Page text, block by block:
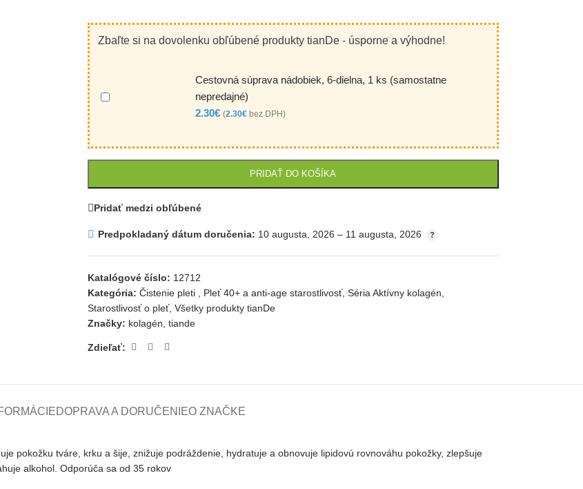
Zbaľte si na dovolenku obľúbené produkty tianDe - úsporne a výhodne!
Cestovná súprava nádobiek, 6-dielna, 1 ks (samostatne
nepredajné)
2.30€ (2.30€bez DPH)
PRIDAŤ DO KOŠÍKA
Pridať medzi obľúbené
Predpokladaný dátum doručenia: 10 augusta, 2026 – 11 augusta, 2026
Katalógové číslo: 12712
Kategória: Čistenie pleti Pleť 40+ a anti-age starostlivosť, Séria Aktívny kolagén
Starostlivosť o pleť, Všetky produkty tianDe
Značky: kolagén tiande
Zdieľať:
DOPRAVA A DORUČENIEO ZNAČKE
pokožku tváre krku a šije znižuje podráždenie hydratuje a obnovuje lipidovú rovnováhu pokožky, zlepšuje
alkohol Odporúča sa od 35 rokov